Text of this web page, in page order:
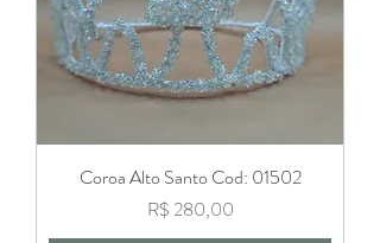
Coroa Alto Santo Cod: 01502
Preço
R$ 280,00